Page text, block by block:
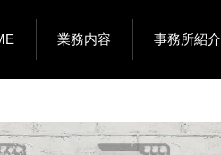
業務内容 事務所紹介